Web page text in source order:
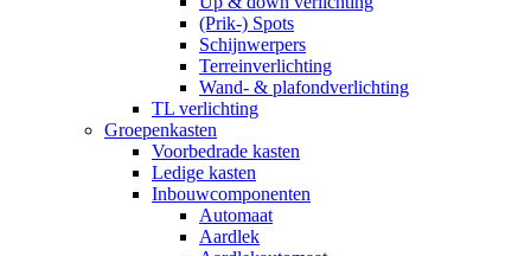
(Prik-) Spots
Schijnwerpers
Terreinverlichting
Wand- & plafondverlichting
TL verlichting
Groepenkasten
Voorbedrade kasten
Ledige kasten
Inbouwcomponenten
Automaat
Aardlek